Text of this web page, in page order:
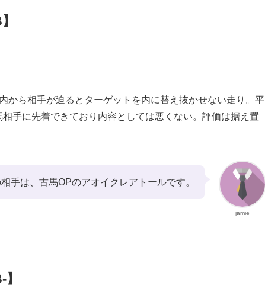
から相手が迫るとターゲットを内に替え抜かせない走り。平
手に先着できており内容としては悪くない。評価は据え置
jamie
手は、古馬OPのアオイクレアトールです。